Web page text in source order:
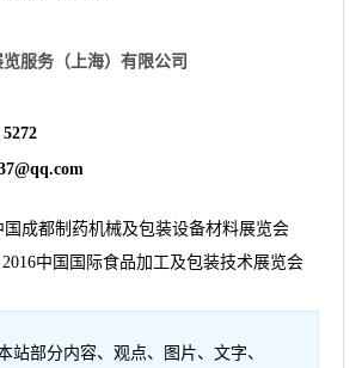
览服务（上海）有限公司
国成都制药机械及包装设备材料展览会
2016中国国际食品加工及包装技术展览会
站部分内容、观点、图片、文字、